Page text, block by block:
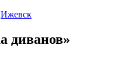
Ижевск
диванов»